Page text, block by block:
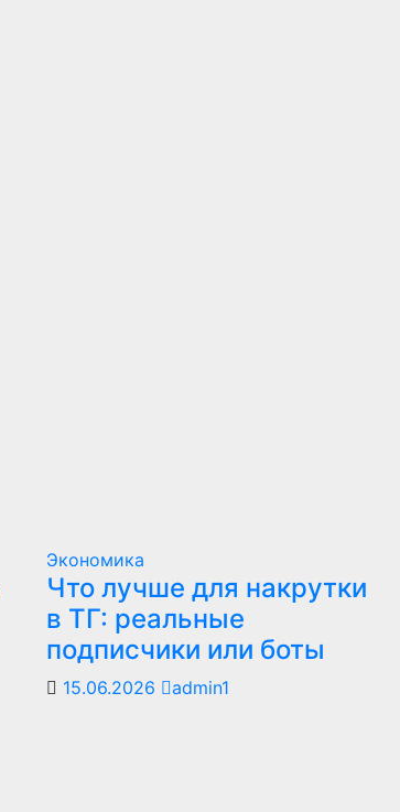
Экономика
Что лучше для накрутки
в ТГ: реальные
подписчики или боты
15.06.2026 admin1